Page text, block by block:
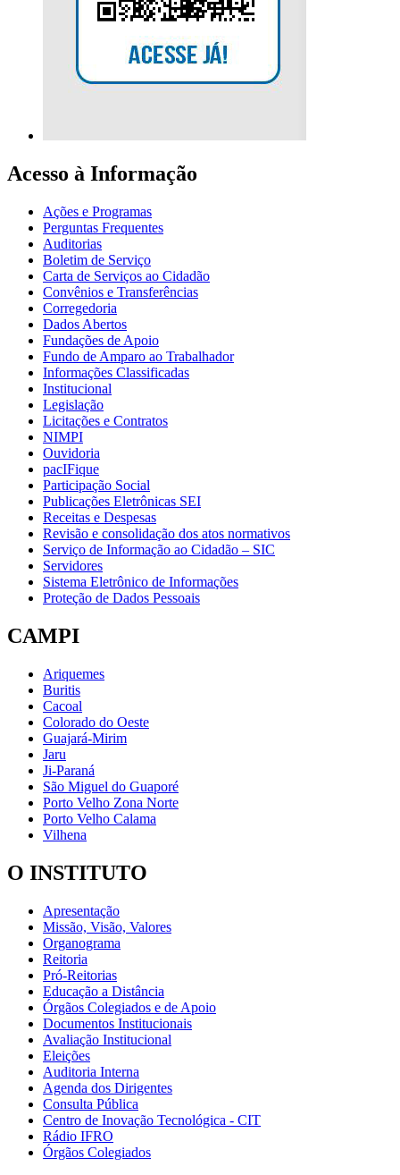
Acesso à Informação
Ações e Programas
Perguntas Frequentes
Auditorias
Boletim de Serviço
Carta de Serviços ao Cidadão
Convênios e Transferências
Corregedoria
Dados Abertos
Fundações de Apoio
Fundo de Amparo ao Trabalhador
Informações Classificadas
Institucional
Legislação
Licitações e Contratos
NIMPI
Ouvidoria
pacIFique
Participação Social
Publicações Eletrônicas SEI
Receitas e Despesas
Revisão e consolidação dos atos normativos
Serviço de Informação ao Cidadão – SIC
Servidores
Sistema Eletrônico de Informações
Proteção de Dados Pessoais
CAMPI
Ariquemes
Buritis
Cacoal
Colorado do Oeste
Guajará-Mirim
Jaru
Ji-Paraná
São Miguel do Guaporé
Porto Velho Zona Norte
Porto Velho Calama
Vilhena
O INSTITUTO
Apresentação
Missão, Visão, Valores
Organograma
Reitoria
Pró-Reitorias
Educação a Distância
Órgãos Colegiados e de Apoio
Documentos Institucionais
Avaliação Institucional
Eleições
Auditoria Interna
Agenda dos Dirigentes
Consulta Pública
Centro de Inovação Tecnológica - CIT
Rádio IFRO
Órgãos Colegiados